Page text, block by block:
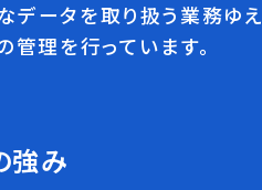
データを取り扱う業務ゆ
管理を行っています。
強み